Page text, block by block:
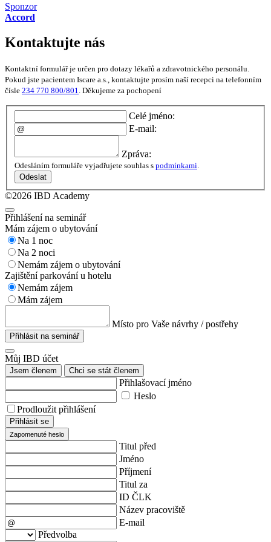
Sponzor
Accord
Kontaktujte nás
Kontaktní formulář je určen pro dotazy lékařů a zdravotnického personálu.
Pokud jste pacientem Iscare a.s., kontaktujte prosím naší recepci na telefonním
čísle 234 770 800/801. Děkujeme za pochopení
Celé jméno:
E-mail:
Zpráva:
Odesláním formuláře vyjadřujete souhlas s podmínkami
Odeslat
©2026 IBD Academy
Přihlášení na seminář
Mám zájem o ubytování
Na 1 noc
Na 2 noci
Nemám zájem o ubytování
Zajištění parkování u hotelu
Nemám zájem
Mám zájem
Místo pro Vaše návrhy / postřehy
Přihlásit na seminář
Můj IBD účet
Jsem členem Chci se stát členem
Přihlašovací jméno
Heslo
Prodloužit přihlášení
Přihlásit se
Zapomenuté heslo
Titul před
Jméno
Příjmení
Titul za
ID ČLK
Název pracoviště
E-mail
Předvolba